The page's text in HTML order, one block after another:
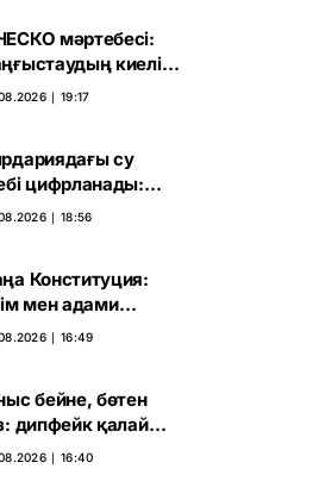
мәртебесі:
киелі
қорғаудың
∣ 19:17
су
цифрланады:
Азия ортақ
∣ 18:56
Конституция:
мен адами
салынған
∣ 16:49
бейне, бөтен
дипфейк қалай
істейді
∣ 16:40